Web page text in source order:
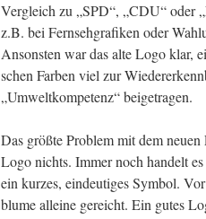
Ver­gleich zu „SPD“, „CDU“ oder
z.B. bei Fern­seh­gra­fi­ken oder
Ansons­ten war das alte Logo klar,
schen Far­ben viel zur
„Umwelt­kom­pe­tenz“ beigetragen.
Das größ­te Pro­blem mit dem
Logo nichts. Immer noch han­delt
ein kur­zes, ein­deu­ti­ges Sym­bol.
blu­me allei­ne gereicht. Ein gutes